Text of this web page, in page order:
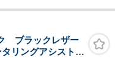
ブラックレザー
リングアシスト・